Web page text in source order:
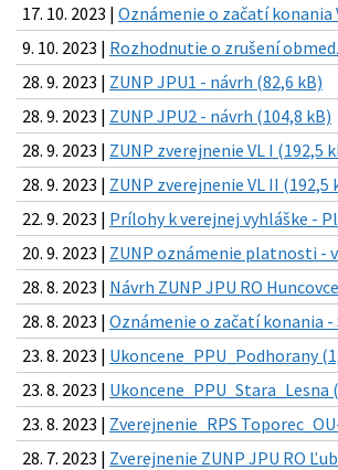
17. 10. 2023 | Oznámenie o začatí konania
9. 10. 2023 | Rozhodnutie o zrušení
28. 9. 2023 | ZUNP JPU1 - návrh (82,6 kB)
28. 9. 2023 | ZUNP JPU2 - návrh (104,8 kB)
28. 9. 2023 | ZUNP zverejnenie VL I (192,5
28. 9. 2023 | ZUNP zverejnenie VL II (192,5
22. 9. 2023 | Prílohy k verejnej vyhláške -
20. 9. 2023 | ZUNP oznámenie platnosti -
28. 8. 2023 | Návrh ZUNP JPU RO
28. 8. 2023 | Oznámenie o začatí konania -
23. 8. 2023 | Ukoncene_PPU_Podhorany
23. 8. 2023 | Ukoncene_PPU_Stara_Lesna
23. 8. 2023 | Zverejnenie_RPS
28. 7. 2023 | Zverejnenie ZUNP JPU RO